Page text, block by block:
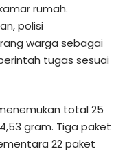
rumah.
polisi
warga sebagai
tugas sesuai
total 25
gram. Tiga paket
22 paket